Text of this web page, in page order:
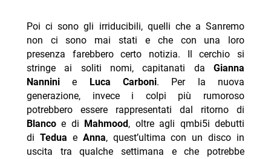
Poi ci sono gli irriducibili, quelli che a Sanremo
non ci sono mai stati e che con una loro
presenza farebbero certo notizia. Il cerchio si
stringe ai soliti nomi, capitanati daGianna
Nanninie Luca Carboni. Per la nuova
generazione, invece i colpi più rumoroso
potrebbero essere rappresentati dal ritorno di
Blancoe di Mahmood , oltre agli qmbi5i debutti
di Tedua e Anna, quest’ultima con un disco in
uscita tra qualche settimana e che potrebbe